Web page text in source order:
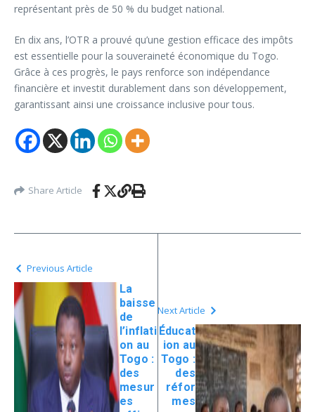
représentant près de 50 % du budget national.
En dix ans, l’OTR a prouvé qu’une gestion efficace des impôts
est essentielle pour la souveraineté économique du Togo.
Grâce à ces progrès, le pays renforce son indépendance
financière et investit durablement dans son développement,
garantissant ainsi une croissance inclusive pour tous.
Share Article
Previous Article
La
baisse
de
l’inflati
on au
Togo :
des
mesur
es
Next Article
Éducat
ion au
Togo :
des
réfor
mes